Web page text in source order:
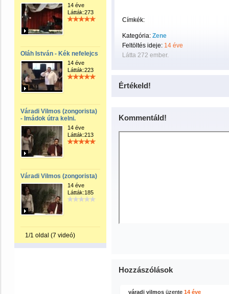
14 éve
Látták:273
Oláh István - Kék nefelejcs
14 éve
Látták:223
Váradi Vilmos (zongorista)
- Imádok útra kelni.
14 éve
Látták:213
Váradi Vilmos (zongorista)
14 éve
Látták:185
1/1 oldal (7 videó)
Címkék:
Kategória: Zene
Feltöltés ideje: 14 éve
Látta 272 ember.
Értékeld!
Kommentáld!
Hozzászólások
váradi vilmos üzente 14 éve